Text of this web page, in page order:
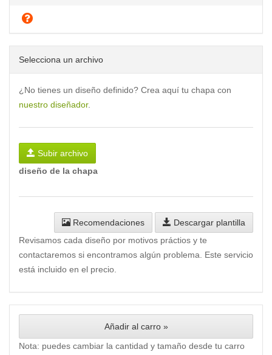
Selecciona un archivo
¿No tienes un diseño definido? Crea aquí tu chapa con
nuestro diseñador.
Subir archivo
diseño de la chapa
Recomendaciones
Descargar plantilla
Revisamos cada diseño por motivos práctios y te
contactaremos si encontramos algún problema. Este servicio
está incluido en el precio.
Añadir al carro »
Nota: puedes cambiar la cantidad y tamaño desde tu carro